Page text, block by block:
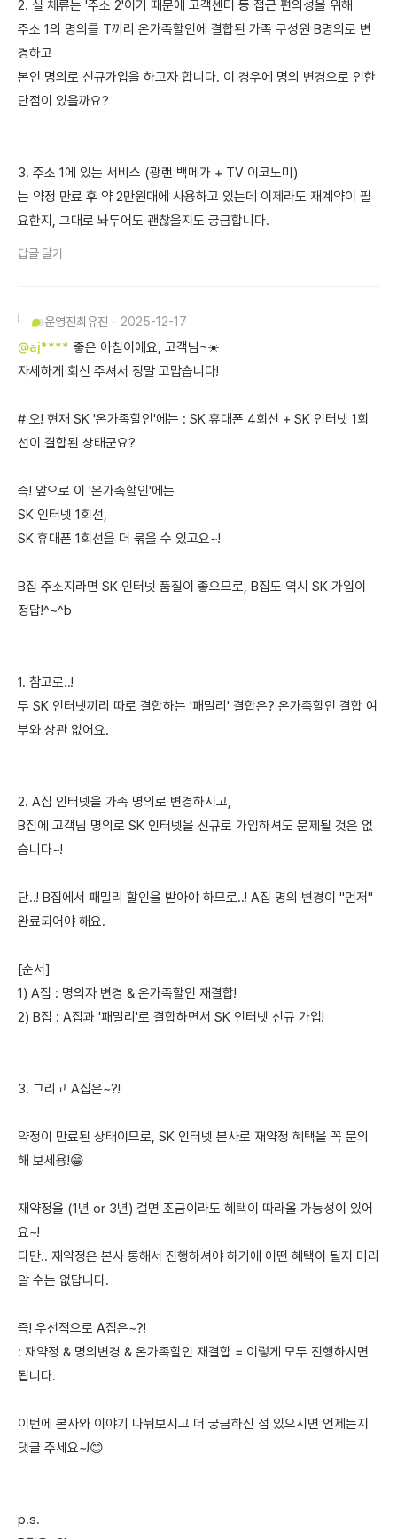
2. 실 체류는 '주소 2'이기 때문에 고객센터 등 접근 편의성을 위해
주소 1의 명의를 T끼리 온가족할인에 결합된 가족 구성원 B명의로 변
경하고
본인 명의로 신규가입을 하고자 합니다. 이 경우에 명의 변경으로 인한
단점이 있을까요?
3. 주소 1에 있는 서비스 (광랜 백메가 + TV 이코노미)
는 약정 만료 후 약 2만원대에 사용하고 있는데 이제라도 재계약이 필
요한지, 그대로 놔두어도 괜찮을지도 궁금합니다.
답글 달기
운영진최유진 2025-12-17
@aj**** 좋은 아침이에요, 고객님~☀️
자세하게 회신 주셔서 정말 고맙습니다!
# 오! 현재 SK '온가족할인'에는 : SK 휴대폰 4회선 + SK 인터넷 1회
선이 결합된 상태군요?
즉! 앞으로 이 '온가족할인'에는
SK 인터넷 1회선,
SK 휴대폰 1회선을 더 묶을 수 있고요~!
B집 주소지라면 SK 인터넷 품질이 좋으므로, B집도 역시 SK 가입이
정답!^~^b
1. 참고로..!
두 SK 인터넷끼리 따로 결합하는 '패밀리' 결합은? 온가족할인 결합 여
부와 상관 없어요.
2. A집 인터넷을 가족 명의로 변경하시고,
B집에 고객님 명의로 SK 인터넷을 신규로 가입하셔도 문제될 것은 없
습니다~!
단..! B집에서 패밀리 할인을 받아야 하므로..! A집 명의 변경이 "먼저"
완료되어야 해요.
[순서]
1) A집 : 명의자 변경 & 온가족할인 재결합!
2) B집 : A집과 '패밀리'로 결합하면서 SK 인터넷 신규 가입!
3. 그리고 A집은~?!
약정이 만료된 상태이므로, SK 인터넷 본사로 재약정 혜택을 꼭 문의
해 보세용!😁
재약정을 (1년 or 3년) 걸면 조금이라도 혜택이 따라올 가능성이 있어
요~!
다만.. 재약정은 본사 통해서 진행하셔야 하기에 어떤 혜택이 될지 미리
알 수는 없답니다.
즉! 우선적으로 A집은~?!
: 재약정 & 명의변경 & 온가족할인 재결합 = 이렇게 모두 진행하시면
됩니다.
이번에 본사와 이야기 나눠보시고 더 궁금하신 점 있으시면 언제든지
댓글 주세요~!😊
p.s.